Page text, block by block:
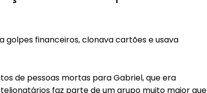
golpes financeiros, clonava cartões e usava
de pessoas mortas para Gabriel, que era
faz parte de um grupo muito maior que